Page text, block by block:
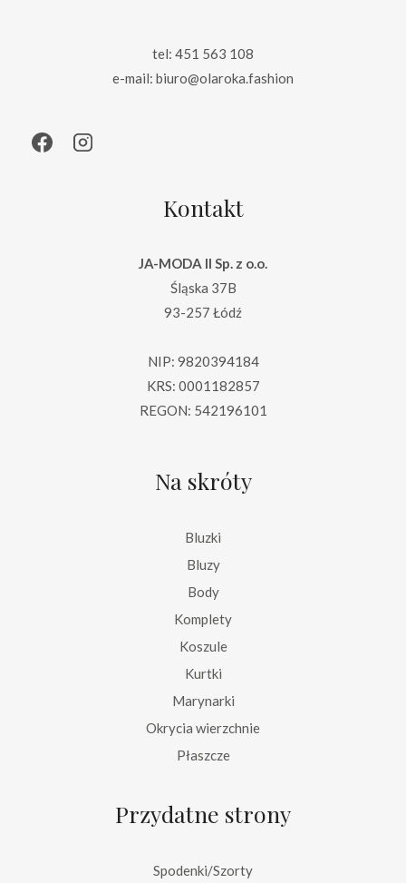
tel: 451 563 108
e-mail: biuro@olaroka.fashion
Kontakt
JA-MODA II Sp. z o.o.
Śląska 37B
93-257 Łódź
NIP: 9820394184
KRS: 0001182857
REGON: 542196101
Na skróty
Bluzki
Bluzy
Body
Komplety
Koszule
Kurtki
Marynarki
Okrycia wierzchnie
Płaszcze
Przydatne strony
Spodenki/Szorty